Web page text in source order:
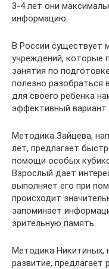
3-4 лет они
информацию.
В России существует
учреждений, которые
занятия по
полезно разобраться
для своего ребенка
эффективный вариант.
Методика Зайцева,
лет, предлагает
помощи особых
Взрослый дает
выполняет его при
происходит
запоминает
зрительную память.
Методика Никитиных,
развитие, предлагает